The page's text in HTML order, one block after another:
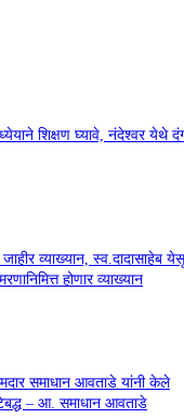
ध्येयाने शिक्षण घ्यावे, नंदेश्वर येथे
व्याख्यान, स्व.दादासाहेब येसू
होणार व्याख्यान
समाधान आवताडे यांनी केले
– आ. समाधान आवताडे